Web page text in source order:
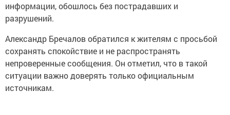
информации, обошлось без пострадавших и
разрушений.
Александр Бречалов обратился к жителям с просьбой
сохранять спокойствие и не распространять
непроверенные сообщения. Он отметил, что в такой
ситуации важно доверять только официальным
источникам.